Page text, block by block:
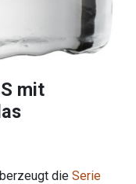
mit
die Serie